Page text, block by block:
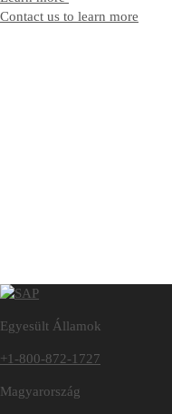
Contact us to learn more
Egyesült Államok
+1-800-872-1727
Magyarország